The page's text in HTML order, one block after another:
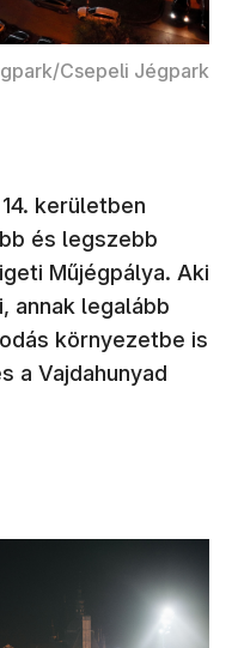
Csepeli Jégpark
kerületben
és legszebb
Műjégpálya. Aki
annak legalább
környezetbe is
a Vajdahunyad